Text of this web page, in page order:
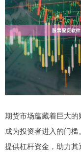
期货市场蕴藏着巨大
成为投资者进入的门
提供杠杆资金，助力其